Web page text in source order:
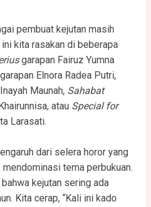
pembuat kejutan masih
kita rasakan di beberapa
garapan Fairuz Yumna
garapan Elnora Radea Putri,
Maunah, Sahabat
atau Special for
Larasati.
dari selera horor yang
tema perbukuan.
kejutan sering ada
Kita cerap, “Kali ini kado